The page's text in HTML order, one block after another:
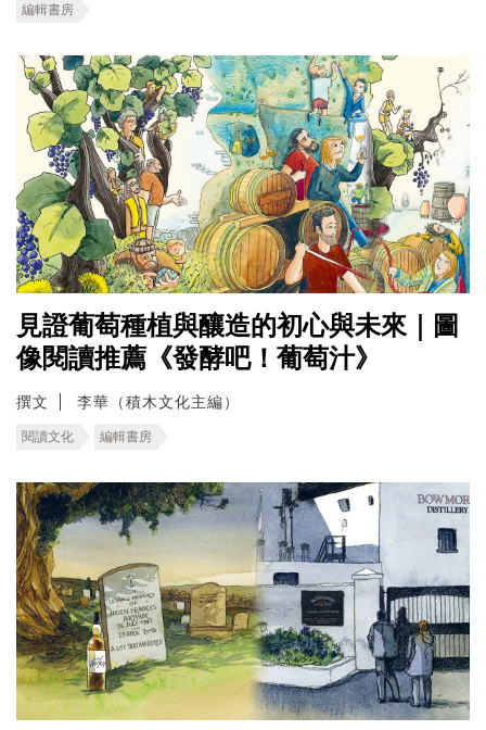
編輯書房
見證葡萄種植與釀造的初心與未來｜圖
像閱讀推薦《發酵吧！葡萄汁》
撰文 李華（積木文化主編）
閱讀文化 編輯書房